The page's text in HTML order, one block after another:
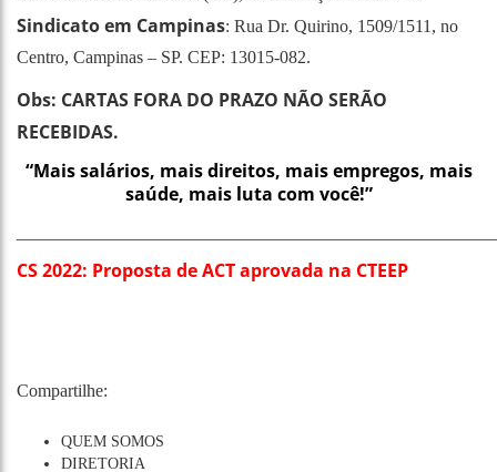
Sindicato em Campinas: Rua Dr. Quirino, 1509/1511, no
Centro, Campinas – SP. CEP: 13015-082.
Obs: CARTAS FORA DO PRAZO NÃO SERÃO
RECEBIDAS.
“Mais salários, mais direitos, mais empregos, mais
saúde, mais luta com você!”
CS 2022: Proposta de ACT aprovada na CTEEP
Compartilhe:
QUEM SOMOS
DIRETORIA